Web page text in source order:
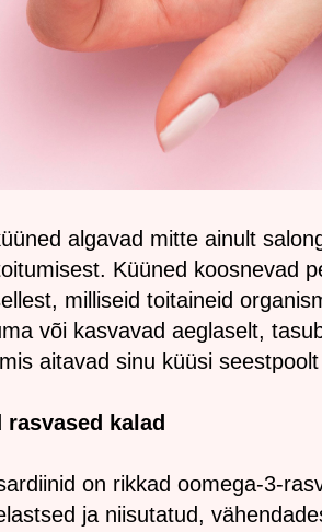
algavad mitte ainult
Küüned koosnevad
milliseid toitaineid
või kasvavad aeglaselt,
aitavad sinu küüsi
kalad
on rikkad oomega-3-
ja niisutatud,